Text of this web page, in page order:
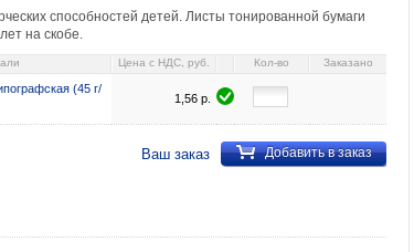
способностей детей. Листы тонированной бумаги
на скобе.
Цена c НДС, руб. Кол-во Заказано
(45 г/
1,56 р.
Ваш заказ Добавить в заказ